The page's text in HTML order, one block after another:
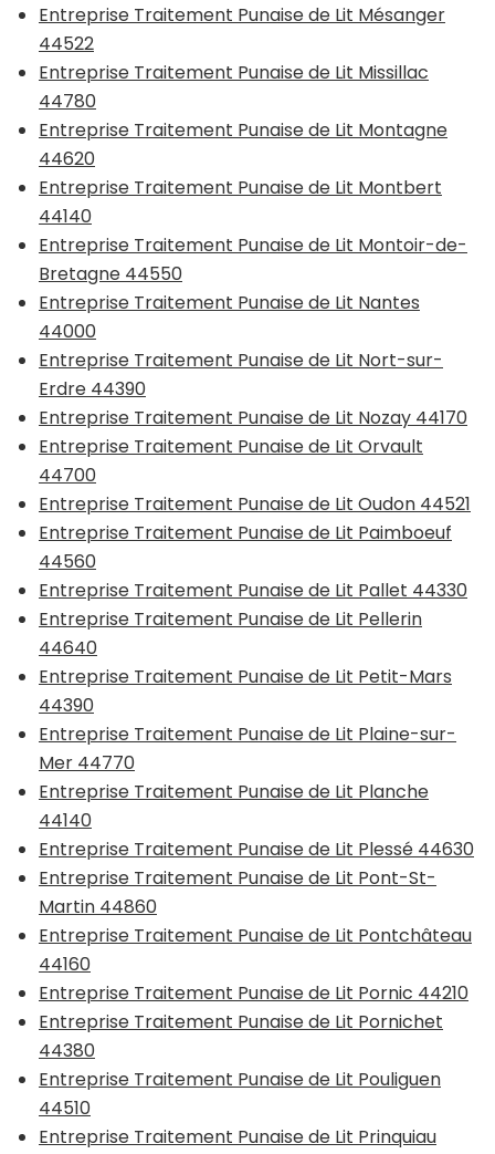
Entreprise Traitement Punaise de Lit Mésanger
44522
Entreprise Traitement Punaise de Lit Missillac
44780
Entreprise Traitement Punaise de Lit Montagne
44620
Entreprise Traitement Punaise de Lit Montbert
44140
Entreprise Traitement Punaise de Lit Montoir-de-
Bretagne 44550
Entreprise Traitement Punaise de Lit Nantes
44000
Entreprise Traitement Punaise de Lit Nort-sur-
Erdre 44390
Entreprise Traitement Punaise de Lit Nozay 44170
Entreprise Traitement Punaise de Lit Orvault
44700
Entreprise Traitement Punaise de Lit Oudon 44521
Entreprise Traitement Punaise de Lit Paimboeuf
44560
Entreprise Traitement Punaise de Lit Pallet 44330
Entreprise Traitement Punaise de Lit Pellerin
44640
Entreprise Traitement Punaise de Lit Petit-Mars
44390
Entreprise Traitement Punaise de Lit Plaine-sur-
Mer 44770
Entreprise Traitement Punaise de Lit Planche
44140
Entreprise Traitement Punaise de Lit Plessé 44630
Entreprise Traitement Punaise de Lit Pont-St-
Martin 44860
Entreprise Traitement Punaise de Lit Pontchâteau
44160
Entreprise Traitement Punaise de Lit Pornic 44210
Entreprise Traitement Punaise de Lit Pornichet
44380
Entreprise Traitement Punaise de Lit Pouliguen
44510
Entreprise Traitement Punaise de Lit Prinquiau